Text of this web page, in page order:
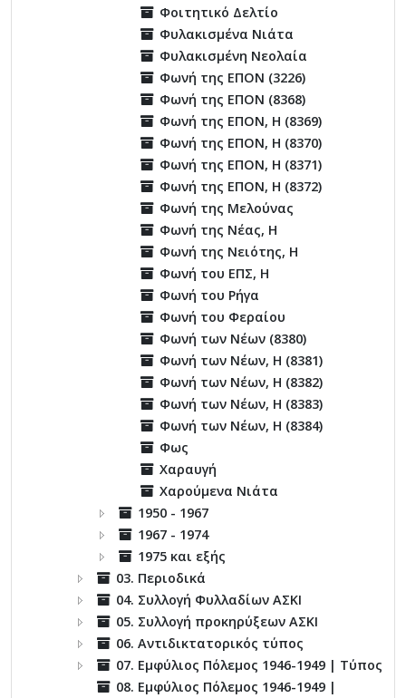
Φοιτητικό Δελτίο
Φυλακισμένα Νιάτα
Φυλακισμένη Νεολαία
Φωνή της ΕΠΟΝ (3226)
Φωνή της ΕΠΟΝ (8368)
Φωνή της ΕΠΟΝ, Η (8369)
Φωνή της ΕΠΟΝ, Η (8370)
Φωνή της ΕΠΟΝ, Η (8371)
Φωνή της ΕΠΟΝ, Η (8372)
Φωνή της Μελούνας
Φωνή της Νέας, Η
Φωνή της Νειότης, Η
Φωνή του ΕΠΣ, Η
Φωνή του Ρήγα
Φωνή του Φεραίου
Φωνή των Νέων (8380)
Φωνή των Νέων, Η (8381)
Φωνή των Νέων, Η (8382)
Φωνή των Νέων, Η (8383)
Φωνή των Νέων, Η (8384)
Φως
Χαραυγή
Χαρούμενα Νιάτα
1950 - 1967
1967 - 1974
1975 και εξής
03. Περιοδικά
04. Συλλογή Φυλλαδίων ΑΣΚΙ
05. Συλλογή προκηρύξεων ΑΣΚΙ
06. Αντιδικτατορικός τύπος
07. Εμφύλιος Πόλεμος 1946-1949 | Τύπος
08. Εμφύλιος Πόλεμος 1946-1949 |